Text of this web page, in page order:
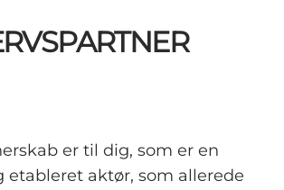
er til dig, som er en
etableret aktør, som allerede